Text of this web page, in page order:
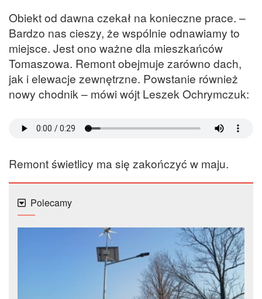
Obiekt od dawna czekał na konieczne prace. –
Bardzo nas cieszy, że wspólnie odnawiamy to
miejsce. Jest ono ważne dla mieszkańców
Tomaszowa. Remont obejmuje zarówno dach,
jak i elewacje zewnętrzne. Powstanie również
nowy chodnik – mówi wójt Leszek Ochrymczuk:
Remont świetlicy ma się zakończyć w maju.
Polecamy